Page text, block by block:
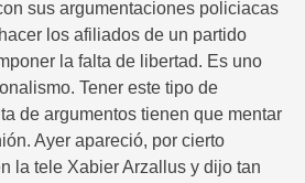
sus argumentaciones policiacas
los afiliados de un partido
la falta de libertad. Es uno
Tener este tipo de
de argumentos tienen que mentar
Ayer apareció, por cierto
la tele Xabier Arzallus y dijo tan